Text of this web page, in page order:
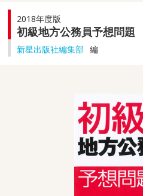
2018年度版
初級地方公務員予想問題
新星出版社編集部 編